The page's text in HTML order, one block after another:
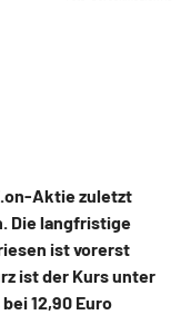
Aktie zuletzt
Die langfristige
ist vorerst
ist der Kurs unter
12,90 Euro